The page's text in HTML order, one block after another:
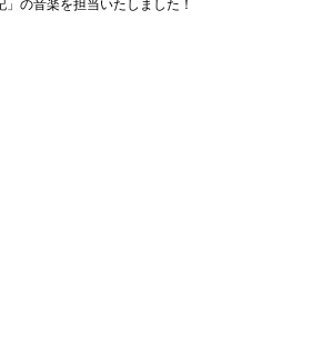
の音楽を担当いたしました！